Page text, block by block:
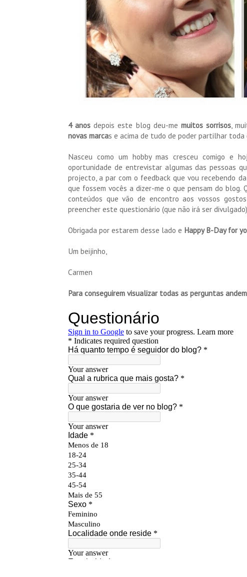
4 anos depois este blog deu-me muitos sorrisos ,
novas marcas e acima de tudo de poder partilhar toda
Nasceu como um hobby mas cresceu comigo e
oportunidade de entrevistar algumas das pessoas
projecto, a par com o feedback que vou recebendo
que fossem vocês a dizer-me o que pensam do
conteúdos que vão de encontro aos vossos
preencher este questionário (que não irá ser
Obrigada por estarem desse lado e Happy B-Day for
Um beijinho,
Carmen
Para conseguirem visualizar todas as perguntas